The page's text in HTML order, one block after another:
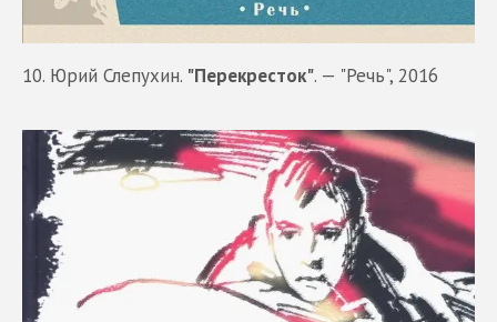
10. Юрий Слепухин. "Перекресток". — "Речь", 2016